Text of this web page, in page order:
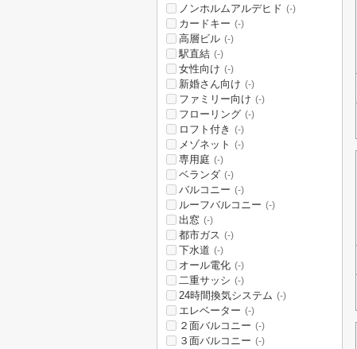
ノンホルムアルデヒド (-)
カードキー (-)
高層ビル (-)
駅直結 (-)
女性向け (-)
新婚さん向け (-)
ファミリー向け (-)
フローリング (-)
ロフト付き (-)
メゾネット (-)
専用庭 (-)
ベランダ (-)
バルコニー (-)
ルーフバルコニー (-)
出窓 (-)
都市ガス (-)
下水道 (-)
オール電化 (-)
二重サッシ (-)
24時間換気システム (-)
エレベーター (-)
２面バルコニー (-)
３面バルコニー (-)